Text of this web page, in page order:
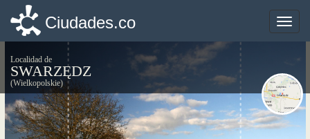
Toggle
Ciudades.co
Localidad de
SWARZĘDZ
(Wielkopolskie)
Toggle
Ciudades.co